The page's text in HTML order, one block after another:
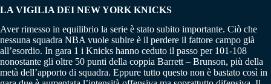
LA VIGILIA DEI NEW YORK KNICKS
Aver rimesso in equilibrio la serie è stato subito importante. Ciò che
nessuna squadra NBA vuole subire è il perdere il fattore campo già
all’esordio. In gara 1 i Knicks hanno ceduto il passo per 101-108
nonostante gli oltre 50 punti della coppia Barrett – Brunson, più della
metà dell’apporto di squadra. Eppure tutto questo non è bastato così in